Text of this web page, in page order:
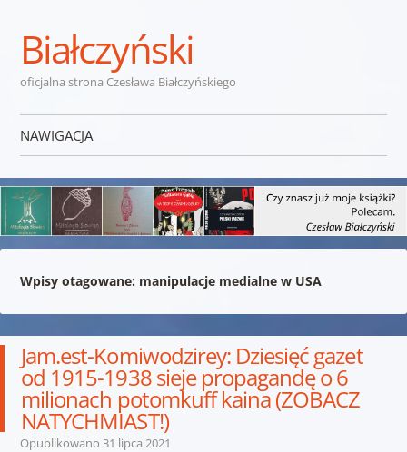
Białczyński
oficjalna strona Czesława Białczyńskiego
NAWIGACJA
Wpisy otagowane: manipulacje medialne w USA
Jam.est-Komiwodzirey: Dziesięć gazet
od 1915-1938 sieje propagandę o 6
milionach potomkuff kaina (ZOBACZ
NATYCHMIAST!)
Opublikowano 31 lipca 2021